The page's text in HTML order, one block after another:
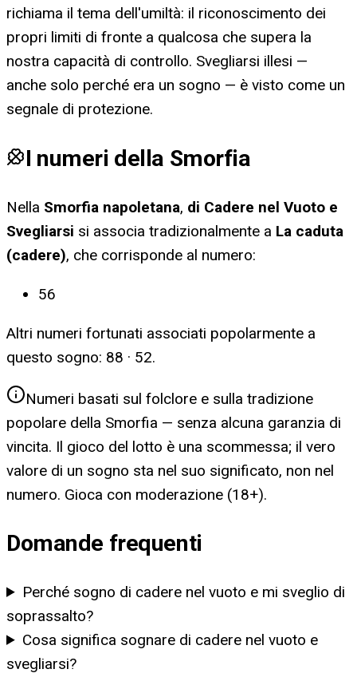
richiama il tema dell'umiltà: il riconoscimento dei
propri limiti di fronte a qualcosa che supera la
nostra capacità di controllo. Svegliarsi illesi —
anche solo perché era un sogno — è visto come un
segnale di protezione.
I numeri della Smorfia
Nella Smorfia napoletana, di Cadere nel Vuoto e
Svegliarsi si associa tradizionalmente a La caduta
(cadere), che corrisponde al numero:
56
Altri numeri fortunati associati popolarmente a
questo sogno: 88 · 52.
Numeri basati sul folclore e sulla tradizione
popolare della Smorfia — senza alcuna garanzia di
vincita. Il gioco del lotto è una scommessa; il vero
valore di un sogno sta nel suo significato, non nel
numero. Gioca con moderazione (18+).
Domande frequenti
Perché sogno di cadere nel vuoto e mi sveglio di
soprassalto?
Cosa significa sognare di cadere nel vuoto e
svegliarsi?